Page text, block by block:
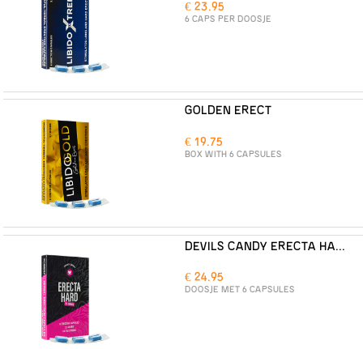
€ 23.95
6 CAPS PER DOOSJE
GOLDEN ERECT
€ 19.75
BOX WITH 6 CAPSULES
DEVILS CANDY ERECTA HARD
€ 24.95
DOOSJE MET 6 CAPSULES